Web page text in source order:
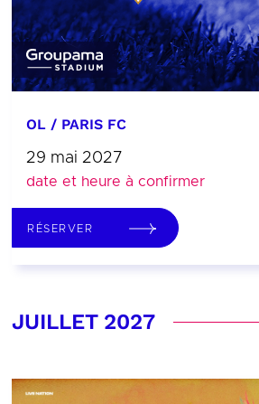
OL / PARIS FC
29 mai 2027
date et heure à confirmer
RÉSERVER
JUILLET 2027